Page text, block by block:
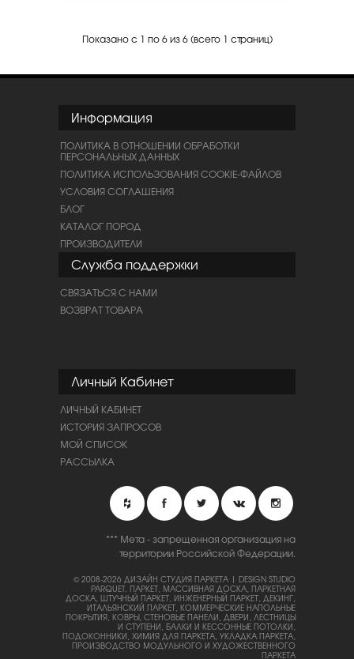
Показано с 1 по 6 из 6 (всего 1 страниц)
Информация
ПОЛИТИКА В ОТНОШЕНИИ ОБРАБОТКИ
ПЕРСОНАЛЬНЫХ ДАННЫХ
ПОЛИТИКА ИСПОЛЬЗОВАНИЯ COOKIE-ФАЙЛОВ
УСЛОВИЯ СОГЛАШЕНИЯ
БЛОГ
КАТАЛОГ ПОРОД
ПРОИЗВОДИТЕЛИ
Служба поддержки
СВЯЗАТЬСЯ С НАМИ
ВОЗВРАТ ТОВАРА
Личный Кабинет
ЛИЧНЫЙ КАБИНЕТ
ИСТОРИЯ ЗАПРОСОВ
МОЙ СПИСОК
РАССЫЛКА
*** Мета - запрещенная организация на
территории Российской Федерации.
© 2008-2026 ДИЗАЙН СТУДИЯ ПАРКЕТА | DESIGN STUDIO
PARQUET. ПАРКЕТ, МАССИВНАЯ ДОСКА, ПАРКЕТНАЯ
ДОСКА, ШТУЧНЫЙ ПАРКЕТ, ИНЖЕНЕРНЫЙ ПАРКЕТ, ДЕКИНГ,
ИТАЛЬЯНСКИЙ ПАРКЕТ, КОММЕРЧЕСКИЕ НАПОЛЬНЫЕ
ПОКРЫТИЯ, КОВРЫ, СТЕНОВЫЕ ПАНЕЛИ, ДВЕРИ, ЛЕСТНИЦЫ
И СТУПЕНИ, БАЛКИ И КЕССОННЫЕ ПОТОЛКИ,
ПОДОКОННИКИ, ХИМИЯ ДЛЯ ПАРКЕТА, УКЛАДКА ПАРКЕТА,
ПРОИЗВОДСТВО МОДУЛЬНОГО И ХУДОЖЕСТВЕННОГО
ПАРКЕТА